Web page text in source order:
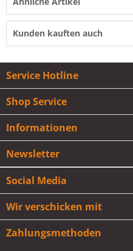
Kunden kauften auch
Service Hotline
Shop Service
Informationen
Newsletter
Social Media
Wir verschicken mit
Zahlungsmethoden